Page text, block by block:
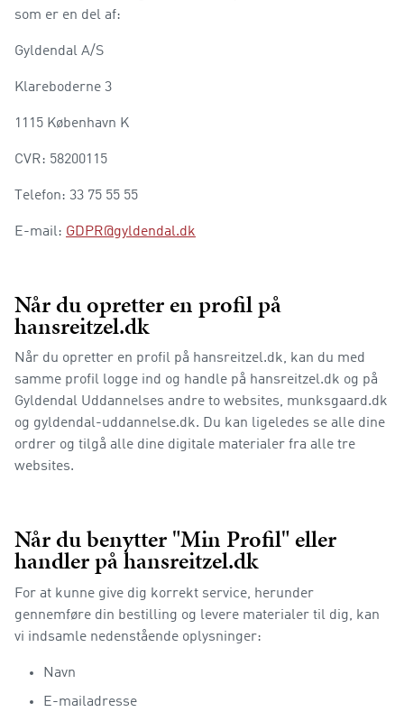
som er en del af:
Gyldendal A/S
Klareboderne 3
1115 København K
CVR: 58200115
Telefon: 33 75 55 55
E-mail: GDPR@gyldendal.dk
Når du opretter en profil på
hansreitzel.dk
Når du opretter en profil på hansreitzel.dk, kan du med
samme profil logge ind og handle på hansreitzel.dk og på
Gyldendal Uddannelses andre to websites, munksgaard.dk
og gyldendal-uddannelse.dk. Du kan ligeledes se alle dine
ordrer og tilgå alle dine digitale materialer fra alle tre
websites.
Når du benytter "Min Profil" eller
handler på hansreitzel.dk
For at kunne give dig korrekt service, herunder
gennemføre din bestilling og levere materialer til dig, kan
vi indsamle nedenstående oplysninger:
Navn
E-mailadresse